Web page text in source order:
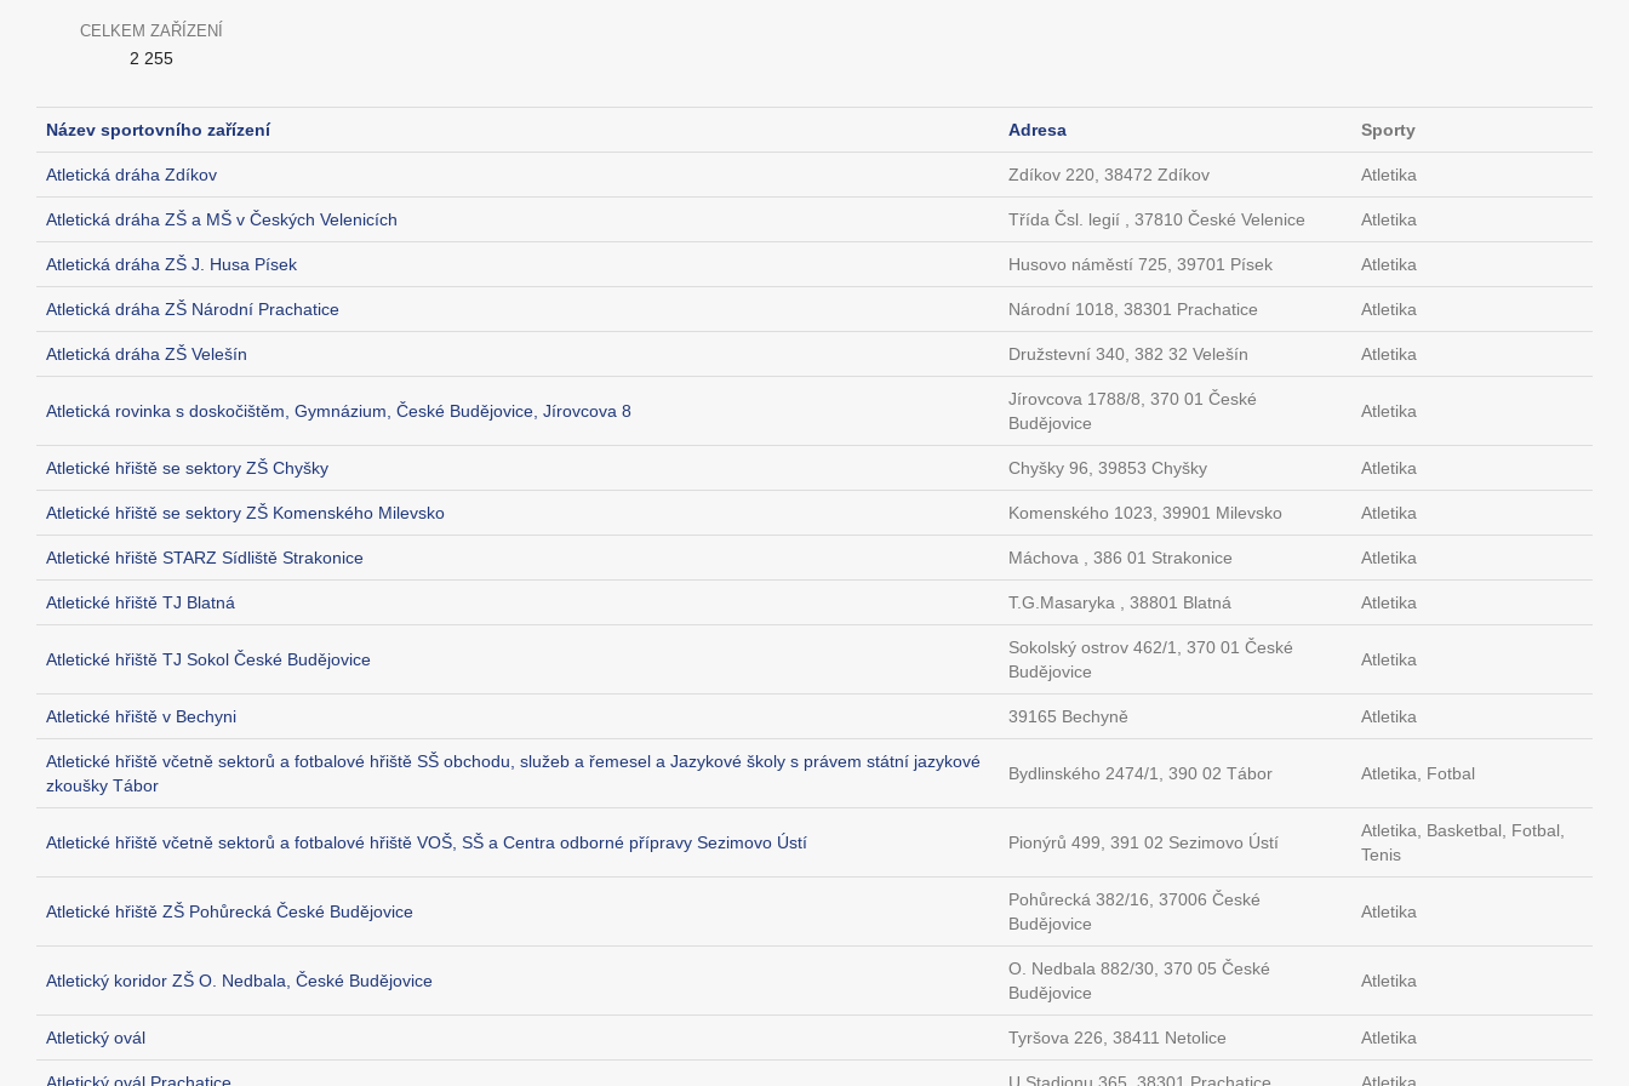
CELKEM ZAŘÍZENÍ
2 255
Název sportovního zařízení Adresa Sporty
Atletická dráha Zdíkov Zdíkov 220, 38472 Zdíkov Atletika
Atletická dráha ZŠ a MŠ v Českých Velenicích Třída Čsl. legií , 37810 České Velenice Atletika
Atletická dráha ZŠ J. Husa Písek Husovo náměstí 725, 39701 Písek Atletika
Atletická dráha ZŠ Národní Prachatice Národní 1018, 38301 Prachatice Atletika
Atletická dráha ZŠ Velešín Družstevní 340, 382 32 Velešín Atletika
Atletická rovinka s doskočištěm, Gymnázium, České Budějovice, Jírovcova 8
Jírovcova 1788/8, 370 01 České
Budějovice
Atletika
Atletické hřiště se sektory ZŠ Chyšky Chyšky 96, 39853 Chyšky Atletika
Atletické hřiště se sektory ZŠ Komenského Milevsko Komenského 1023, 39901 Milevsko Atletika
Atletické hřiště STARZ Sídliště Strakonice Máchova , 386 01 Strakonice Atletika
Atletické hřiště TJ Blatná T.G.Masaryka , 38801 Blatná Atletika
Atletické hřiště TJ Sokol České Budějovice
Sokolský ostrov 462/1, 370 01 České
Budějovice
Atletika
Atletické hřiště v Bechyni 39165 Bechyně Atletika
Atletické hřiště včetně sektorů a fotbalové hřiště SŠ obchodu, služeb a řemesel a Jazykové školy s právem státní jazykové
zkoušky Tábor
Bydlinského 2474/1, 390 02 Tábor Atletika, Fotbal
Atletické hřiště včetně sektorů a fotbalové hřiště VOŠ, SŠ a Centra odborné přípravy Sezimovo Ústí Pionýrů 499, 391 02 Sezimovo Ústí
Atletika, Basketbal, Fotbal,
Tenis
Atletické hřiště ZŠ Pohůrecká České Budějovice
Pohůrecká 382/16, 37006 České
Budějovice
Atletika
Atletický koridor ZŠ O. Nedbala, České Budějovice
O. Nedbala 882/30, 370 05 České
Budějovice
Atletika
Atletický ovál Tyršova 226, 38411 Netolice Atletika